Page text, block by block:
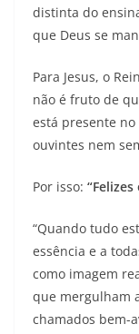
distinta do
que Deus se
Para Jesus, o
não é fruto de
está presente no
ouvintes nem
Por isso:
“Quando tudo
essência e a
como imagem
que mergulham
chamados bem-